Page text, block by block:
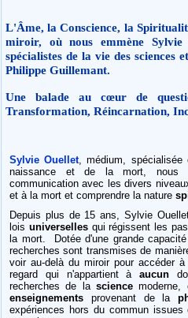
L'Âme, la Conscience, la
miroir, où nous emmène Sylvie
spécialistes de la vie des
Philippe Guillemant.
Une balade au cœur de
Transformation, Réincarnation,
Sylvie Ouellet, médium, spécialisée
naissance et de la mort, nous
communication avec les divers
et à la mort et comprendre la nature
Depuis plus de 15 ans, Sylvie
lois universellesqui régissent les
la mort. Dotée d'une grande
recherches sont transmises de
voir au-delà du miroir pour accéder
regard qui n'appartient àaucun
recherches de lascience moderne,
enseignements provenant de la
expériences hors du commun